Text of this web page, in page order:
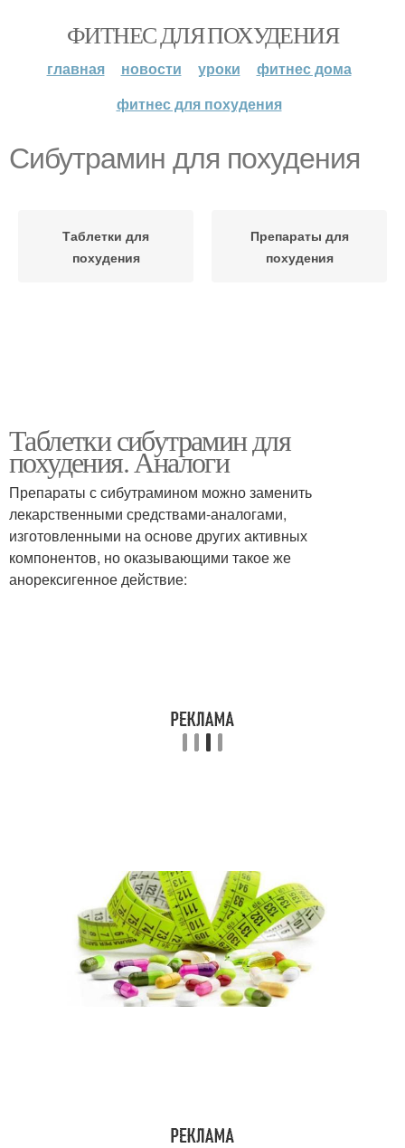
ФИТНЕС ДЛЯ ПОХУДЕНИЯ
главная новости уроки
фитнес дома
фитнес для похудения
Сибутрамин для похудения
Таблетки для
похудения
Препараты для
похудения
Таблетки сибутрамин для
похудения. Аналоги
Препараты с сибутрамином можно заменить
лекарственными средствами-аналогами,
изготовленными на основе других активных
компонентов, но оказывающими такое же
анорексигенное действие: